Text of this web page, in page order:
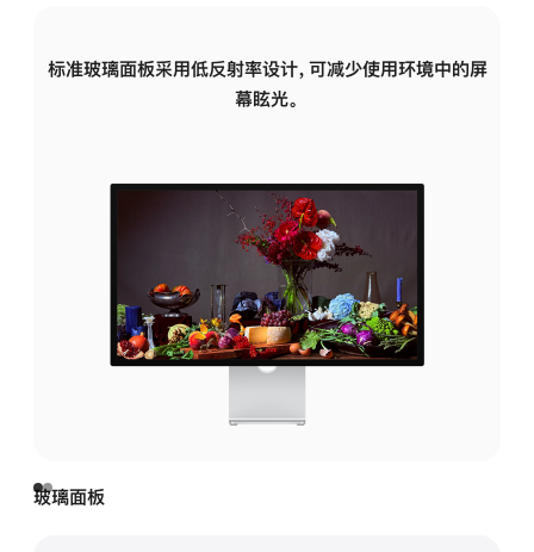
标准玻璃面板采用低反射率设计，可减少使用环境中的屏
幕眩光。
玻璃面板